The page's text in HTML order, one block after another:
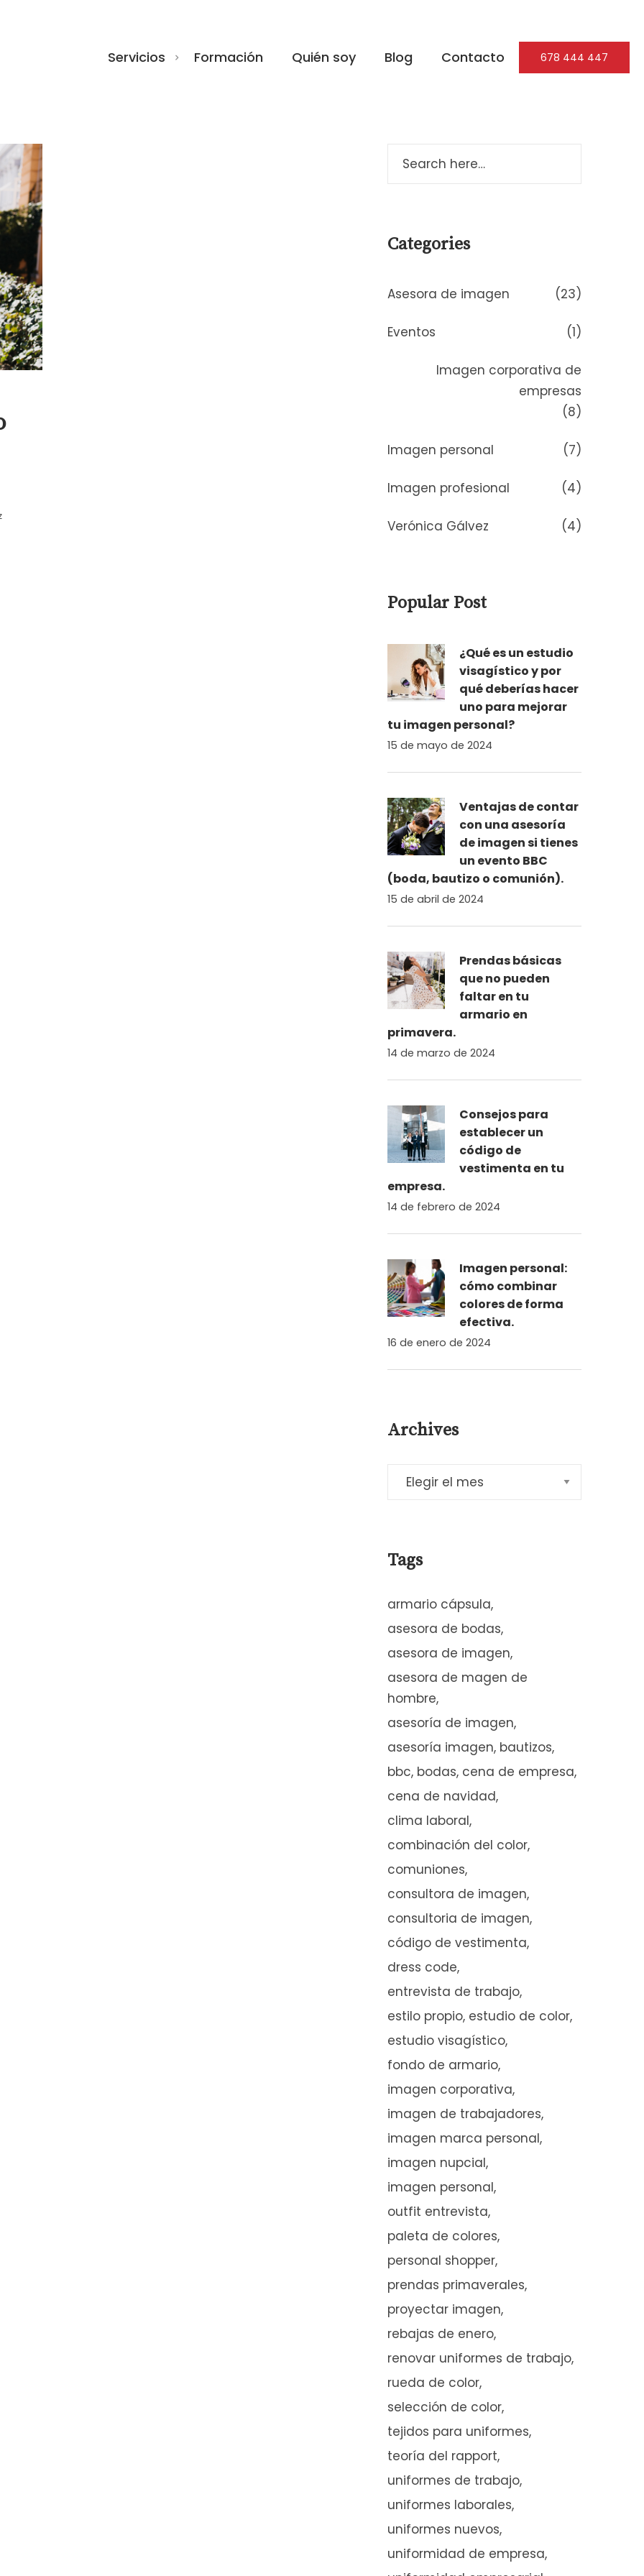
Servicios Formación Quién soy Blog Contacto 678 444 447
Categories
Asesora de imagen (23)
Eventos (1)
Imagen corporativa de
empresas
(8)
Imagen personal (7)
Imagen profesional (4)
Verónica Gálvez (4)
Popular Post
¿Qué es un estudio
visagístico y por
qué deberías hacer
uno para mejorar
tu imagen personal?
15 de mayo de 2024
Ventajas de contar
con una asesoría
de imagen si tienes
un evento BBC
(boda, bautizo o comunión).
15 de abril de 2024
Prendas básicas
que no pueden
faltar en tu
armario en
primavera.
14 de marzo de 2024
Consejos para
establecer un
código de
vestimenta en tu
empresa.
14 de febrero de 2024
Imagen personal:
cómo combinar
colores de forma
efectiva.
16 de enero de 2024
Archives
Tags
armario cápsula
asesora de bodas
asesora de imagen
asesora de magen de
hombre
asesoría de imagen
asesoría imagen bautizos
bbc bodas cena de empresa
cena de navidad
clima laboral
combinación del color
comuniones
consultora de imagen
consultoria de imagen
código de vestimenta
dress code
entrevista de trabajo
estilo propio estudio de color
estudio visagístico
fondo de armario
imagen corporativa
imagen de trabajadores
imagen marca personal
imagen nupcial
imagen personal
outfit entrevista
paleta de colores
personal shopper
prendas primaverales
proyectar imagen
rebajas de enero
renovar uniformes de trabajo
rueda de color
selección de color
tejidos para uniformes
teoría del rapport
uniformes de trabajo
uniformes laborales
uniformes nuevos
uniformidad de empresa